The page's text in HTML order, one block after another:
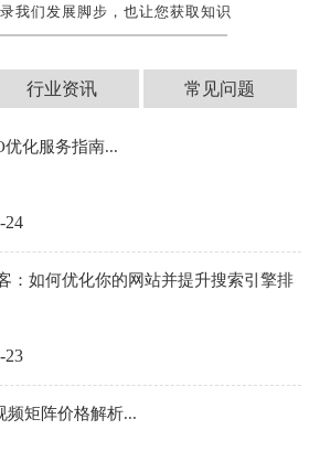
我们发展脚步，也让您获取知识
行业资讯 常见问题
优化服务指南...
24
：如何优化你的网站并提升搜索引擎排
23
频矩阵价格解析...